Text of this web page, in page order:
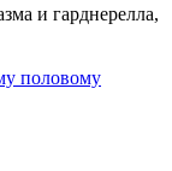
и гарднерелла,
половому